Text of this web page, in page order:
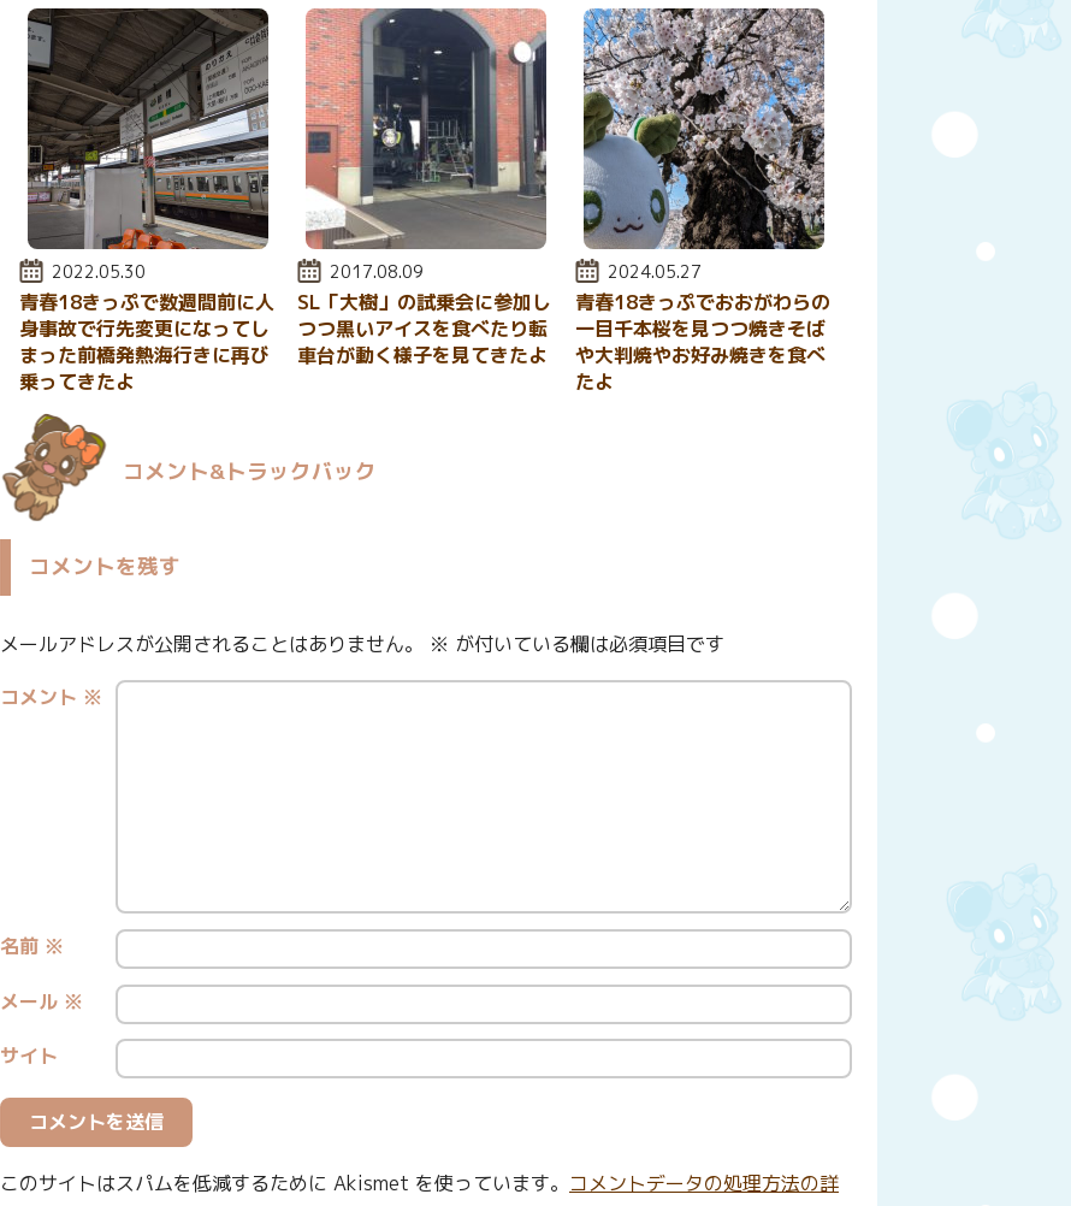
投稿日:
2022.05.30
青春18きっぷで数週間前に人
身事故で行先変更になってし
まった前橋発熱海行きに再び
乗ってきたよ
投稿日:
2017.08.09
SL「大樹」の試乗会に参加し
つつ黒いアイスを食べたり転
車台が動く様子を見てきたよ
投稿日:
2024.05.27
青春18きっぷでおおがわらの
一目千本桜を見つつ焼きそば
や大判焼やお好み焼きを食べ
たよ
コメント&トラックバック
コメントを残す
メールアドレスが公開されることはありません。 ※ が付いている欄は必須項目です
コメント ※
名前 ※
メール ※
サイト
このサイトはスパムを低減するために Akismet を使っています。 コメントデータの処理方法の詳